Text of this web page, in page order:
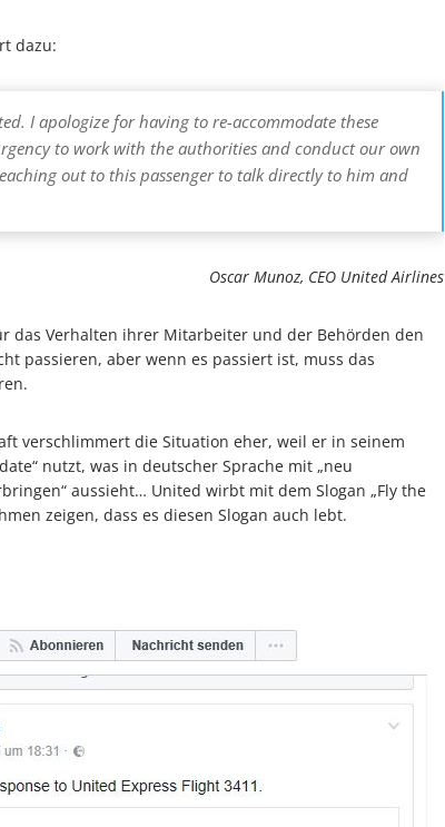
dazu:
I apologize for having to re-accommodate these
to work with the authorities and conduct our own
out to this passenger to talk directly to him and
Oscar Munoz, CEO United Airlines
das Verhalten ihrer Mitarbeiter und der Behörden den
passieren, aber wenn es passiert ist, muss das
verschlimmert die Situation eher, weil er in seinem
nutzt, was in deutscher Sprache mit „neu
aussieht… United wirbt mit dem Slogan „Fly the
zeigen, dass es diesen Slogan auch lebt.